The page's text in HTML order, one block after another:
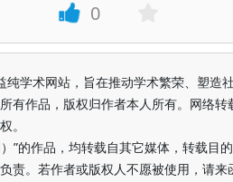
0
学术网站，旨在推动学术繁荣、塑造社
有作品，版权归作者本人所有。网络转
。
”的作品，均转载自其它媒体，转载目
责。若作者或版权人不愿被使用，请来